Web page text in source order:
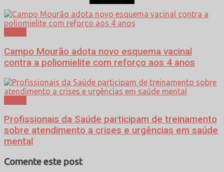
Campo Mourão adota novo esquema vacinal
contra a poliomielite com reforço aos 4 anos
Profissionais da Saúde participam de treinamento
sobre atendimento a crises e urgências em saúde
mental
Comente este post